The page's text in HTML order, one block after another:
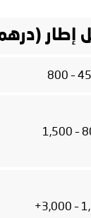
إطار
450
800